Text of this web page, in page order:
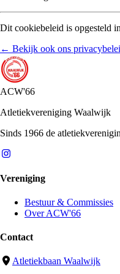
Dit cookiebeleid is opgesteld
← Bekijk ook ons
ACW'66
Atletiekvereniging Waalwijk
Sinds 1966 de
Vereniging
Bestuur & Commissies
Over ACW'66
Contact
Atletiekbaan Waalwijk